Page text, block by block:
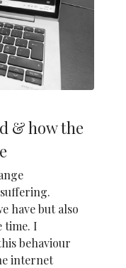
& how the
have but also
time. I
behaviour
internet